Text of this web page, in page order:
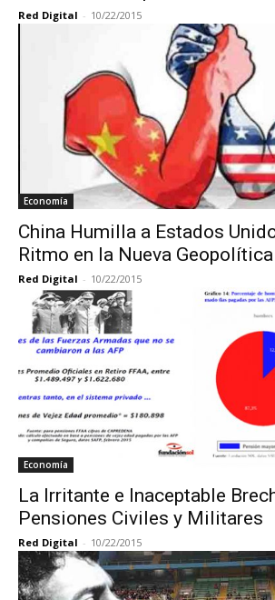
Red Digital - 10/22/2015
Economía
China Humilla a Estados
Ritmo en la Nueva Geopolítica
Red Digital - 10/22/2015
Economía
La Irritante e Inaceptable
Pensiones Civiles y Militares
Red Digital - 10/22/2015